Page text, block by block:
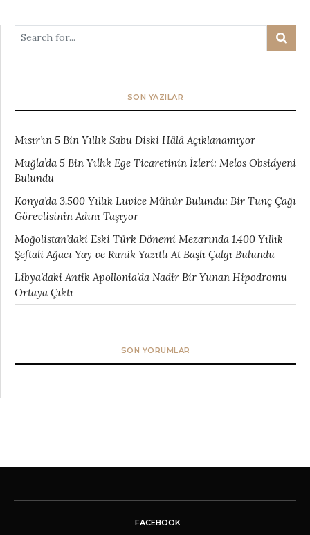
SON YAZILAR
Mısır’ın 5 Bin Yıllık Sabu Diski Hâlâ Açıklanamıyor
Muğla’da 5 Bin Yıllık Ege Ticaretinin İzleri: Melos Obsidyeni
Bulundu
Konya’da 3.500 Yıllık Luvice Mühür Bulundu: Bir Tunç Çağı
Görevlisinin Adını Taşıyor
Moğolistan’daki Eski Türk Dönemi Mezarında 1.400 Yıllık
Şeftali Ağacı Yay ve Runik Yazıtlı At Başlı Çalgı Bulundu
Libya’daki Antik Apollonia’da Nadir Bir Yunan Hipodromu
Ortaya Çıktı
SON YORUMLAR
FACEBOOK